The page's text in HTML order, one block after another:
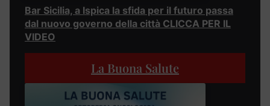
Bar Sicilia, a Ispica la sfida per il futuro passa
dal nuovo governo della città CLICCA PER IL
VIDEO
La Buona Salute